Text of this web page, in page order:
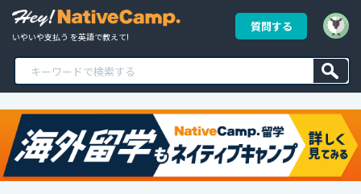
いやいや支払う を英語で教えて!
質問する